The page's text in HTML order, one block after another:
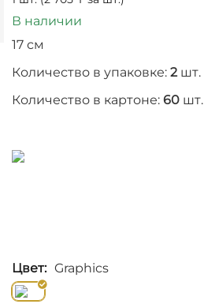
В наличии
17 см
Количество в упаковке: 2 шт.
Количество в картоне: 60 шт.
Цвет: Graphics